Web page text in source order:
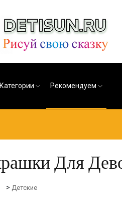
Категории Рекомендуем
Для
> Детские